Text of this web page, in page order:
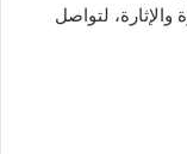
لتواصل